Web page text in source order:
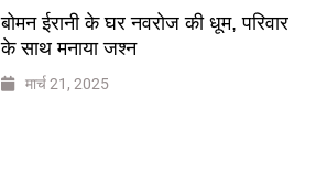
बोमन ईरानी के घर नवरोज की धूम, परिवार
के साथ मनाया जश्न
मार्च 21, 2025